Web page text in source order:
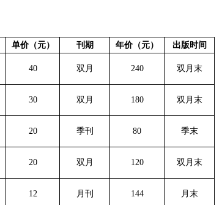
单价（元） 刊期 年价（元）
出版时间
40 双月 240 双月末
30 双月 180 双月末
20 季刊 80 季末
20 双月 120 双月末
12 月刊 144 月末